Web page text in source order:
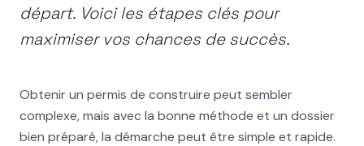
départ. Voici les étapes clés pour
maximiser vos chances de succès.
Obtenir un permis de construire peut sembler
complexe, mais avec la bonne méthode et un dossier
bien préparé, la démarche peut être simple et rapide.